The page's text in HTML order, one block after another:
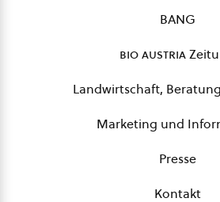
BANG
bio austria
Landwirtschaft,
Marketing und
Presse
Kontakt